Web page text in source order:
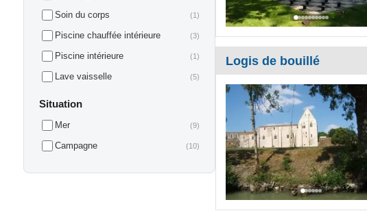
Soin du corps (1)
Piscine chauffée intérieure (3)
Piscine intérieure (1)
Lave vaisselle (5)
Situation
Mer (9)
Campagne (10)
Logis de bouillé